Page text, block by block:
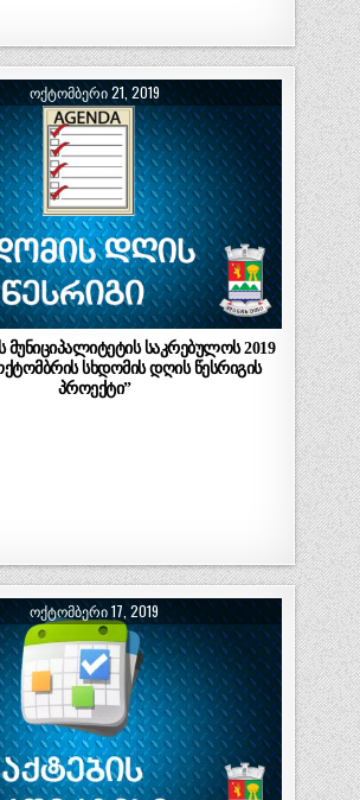
ᲝᲥᲢᲝᲛᲑᲔᲠᲘ 21, 2019
მუნიციპალიტეტის საკრებულოს 2019
სხდომის დღის წესრიგის
პროექტი”
ᲝᲥᲢᲝᲛᲑᲔᲠᲘ 17, 2019